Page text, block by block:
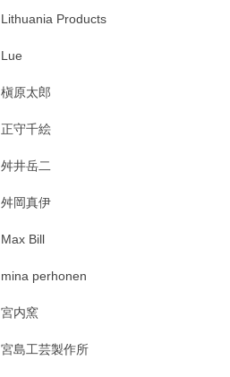
Lithuania Products
Lue
槇原太郎
正守千絵
舛井岳二
舛岡真伊
Max Bill
mina perhonen
宮内窯
宮島工芸製作所